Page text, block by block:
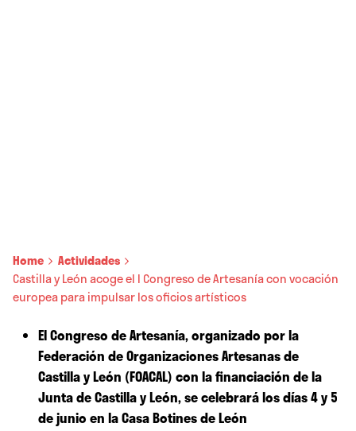
Home
Actividades
Castilla y León acoge el I Congreso de Artesanía con vocación
europea para impulsar los oficios artísticos
El Congreso de Artesanía, organizado por la
Federación de Organizaciones Artesanas de
Castilla y León (FOACAL) con la financiación de la
Junta de Castilla y León, se celebrará los días 4 y 5
de junio en la Casa Botines de León